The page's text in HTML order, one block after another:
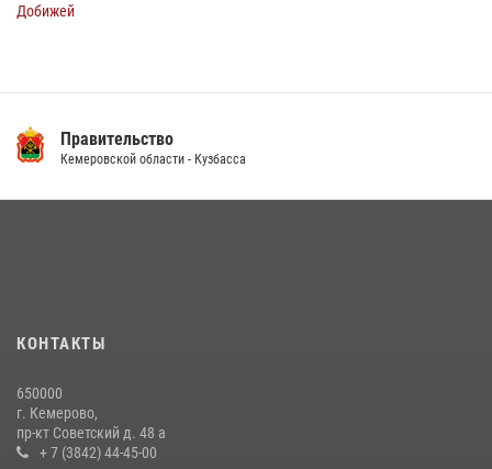
Добижей
14 июля 2026, 08:52 1
20 июля 2026, 08:52
гипермаркета товары на 13 тысяч рублей (ВИДЕО)
16 июля 2026, 06:43
Правительство
Кемеровской области - Кузбасса
КОНТАКТЫ
650000
г. Кемерово,
пр-кт Советский д. 48 а
+ 7 (3842) 44-45-00